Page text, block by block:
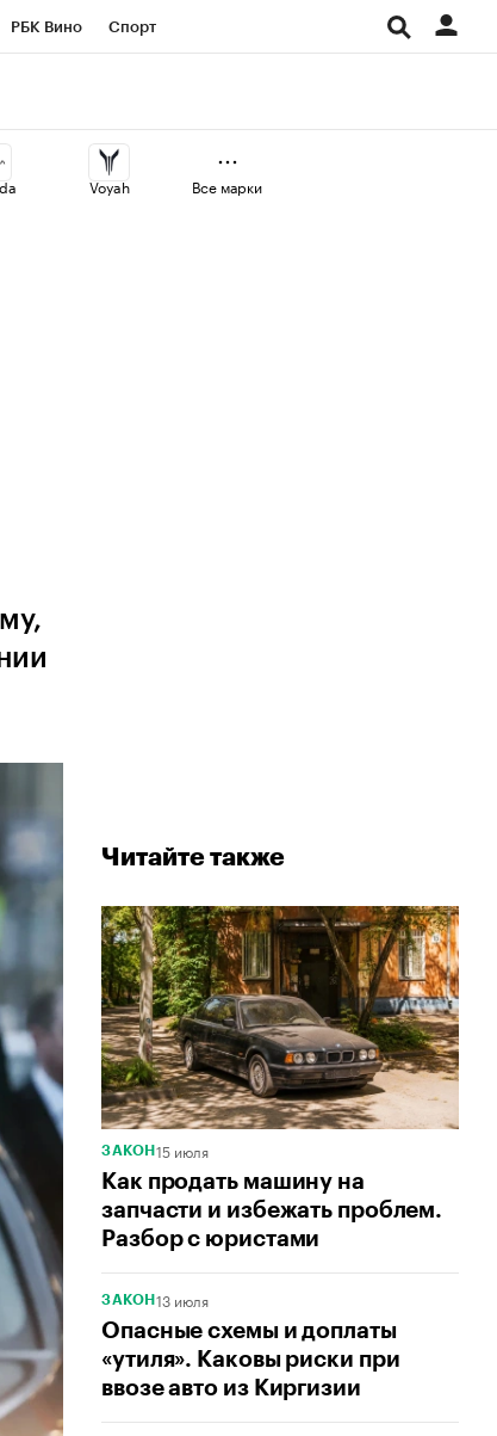
РБК Вино Спорт
Конференции СПб
валюты Voyah Все марки
Читайте также
ЗАКОН 15 июля
Как продать машину на
запчасти и избежать проблем.
Разбор с юристами
ЗАКОН 13 июля
Опасные схемы и доплаты
«утиля». Каковы риски при
ввозе авто из Киргизии